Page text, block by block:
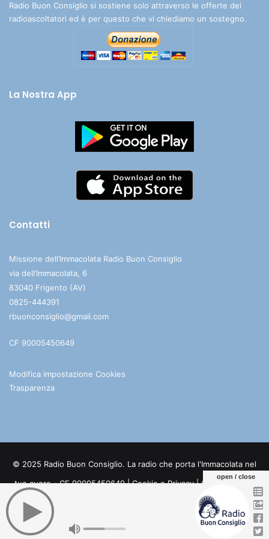
Radio Buon Consiglio si sostiene solo attraverso le offerte dei
radioascoltatori ed è per questo che vi chiediamo un sostegno.
La Nostra App
Contatti
Missione dell’Immacolata Radio Buon Consiglio
via dell’Immacolata, 6
83040 Frigento (AV)
0825-444391
rbuonconsiglio@gmail.com
CF 90005450649
Modifica impostazione Cookies
Trasparenza
© 2025 Radio Buon Consiglio. La radio che porta l'Immacolata nel
tuo cuore - CF 90005450649 |Cookie e Privacy| Credits:
TelegramWhatsApp
open / close